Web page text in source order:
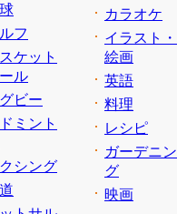
フ
ケット
ル
ビー
ミント
シング
カラオケ
イラスト・
絵画
英語
料理
レシピ
ガーデニン
グ
映画